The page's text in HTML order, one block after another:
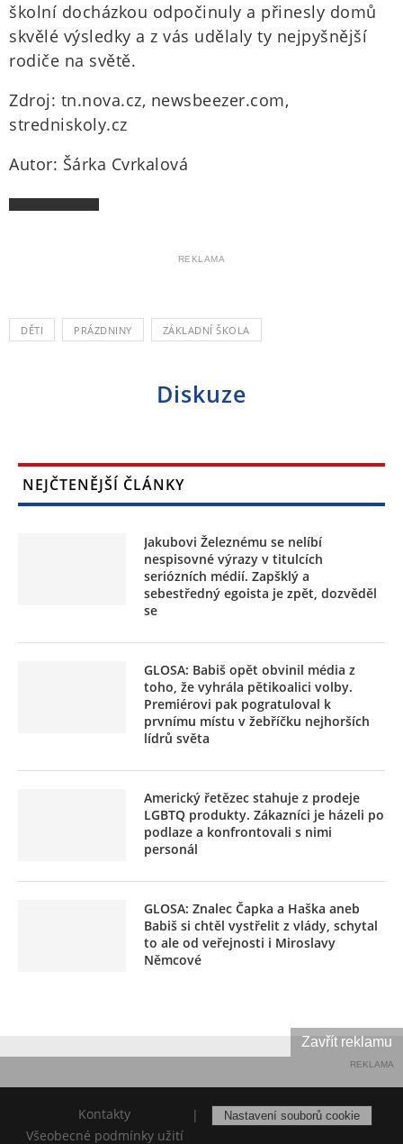
školní docházkou odpočinuly a přinesly domů
skvělé výsledky a z vás udělaly ty nejpyšnější
rodiče na světě.
Zdroj: tn.nova.cz, newsbeezer.com,
stredniskoly.cz
Autor: Šárka Cvrkalová
REKLAMA
DĚTI PRÁZDNINY ZÁKLADNÍ ŠKOLA
Diskuze
NEJČTENĚJŠÍ ČLÁNKY
Jakubovi Železnému se nelíbí
nespisovné výrazy v titulcích
seriózních médií. Zapšklý a
sebestředný egoista je zpět, dozvěděl
se
GLOSA: Babiš opět obvinil média z
toho, že vyhrála pětikoalici volby.
Premiérovi pak pogratuloval k
prvnímu místu v žebříčku nejhorších
lídrů světa
Americký řetězec stahuje z prodeje
LGBTQ produkty. Zákazníci je házeli po
podlaze a konfrontovali s nimi
personál
GLOSA: Znalec Čapka a Haška aneb
Babiš si chtěl vystřelit z vlády, schytal
to ale od veřejnosti i Miroslavy
Němcové
REKLAMA
Kontakty
Všeobecné podmínky užití
| Nastavení souborů cookie
Zavřít reklamu